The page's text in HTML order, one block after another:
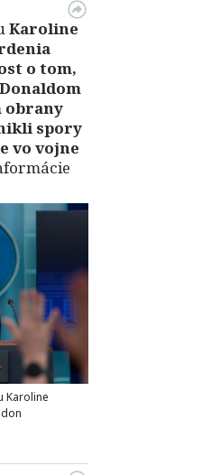
Karoline
o tom,
obrany
spory
vo vojne
Karoline